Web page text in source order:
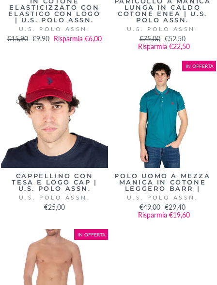
ELASTICIZZATO CON
ELASTICO CON LOGO
| U.S. POLO ASSN.
U.S. POLO ASSN.
Prezzo
€15,90 Prezzo
€9,90 Risparmia €6,00
LUNGA IN CALDO
COTONE ENEA | U.S.
POLO ASSN.
U.S. POLO ASSN.
Prezzo
di
€75,00 Prezzo
scontato
€52,50
Risparmia €22,50
CAPPELLINO CON
TESA E LOGO CAP |
U.S. POLO ASSN.
U.S. POLO ASSN.
€25,00
IN OFFERTA
POLO UOMO A MEZZA
MANICA IN COTONE
LEGGERO BARR |
U.S. POLO ASSN.
Prezzo
di
€49,00 Prezzo
scontato
€29,40
Risparmia €19,60
IN OFFERTA